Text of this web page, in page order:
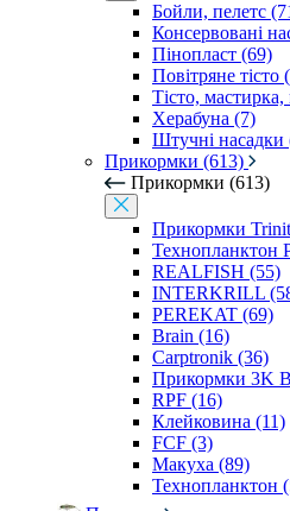
Бойли, пелетс
Консервовані
Пінопласт (69)
Повітряне тісто
Тісто,
Херабуна (7)
Штучні насадки
Прикормки (613)
Прикормки (613)
Прикормки
Технопланктон
REALFISH (55)
INTERKRILL
PEREKAT (69)
Brain (16)
Carptronik (36)
Прикормки 3K
RPF (16)
Клейковина (11)
FCF (3)
Макуха (89)
Технопланктон